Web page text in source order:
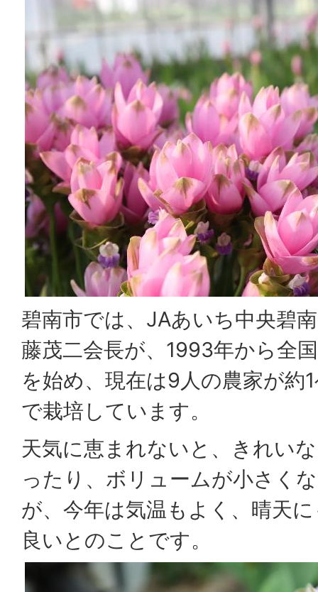
碧南市では、JAあいち中央碧
藤茂二会長が、1993年から全
を始め、現在は9人の農家が約
で栽培しています。
天気に恵まれないと、きれい
ったり、ボリュームが小さく
が、今年は気温もよく、晴天
良いとのことです。